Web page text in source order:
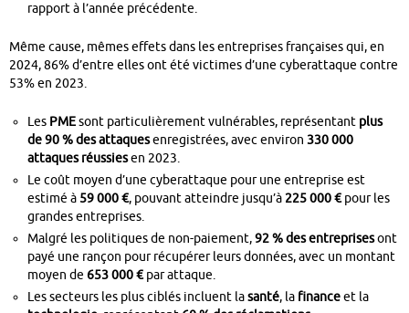
rapport à l’année précédente.
Même cause, mêmes effets dans les entreprises françaises qui, en
2024, 86% d’entre elles ont été victimes d’une cyberattaque contre
53% en 2023.
Les PMEsont particulièrement vulnérables, représentant plus
de 90 % des attaquesenregistrées, avec environ330 000
attaques réussiesen 2023.
Le coût moyen d’une cyberattaque pour une entreprise est
estimé à 59 000 €, pouvant atteindre jusqu’à225 000 €pour les
grandes entreprises.
Malgré les politiques de non-paiement,92 % des entreprisesont
payé une rançon pour récupérer leurs données, avec un montant
moyen de653 000 €par attaque.
Les secteurs les plus ciblés incluent lasanté, la financeet la